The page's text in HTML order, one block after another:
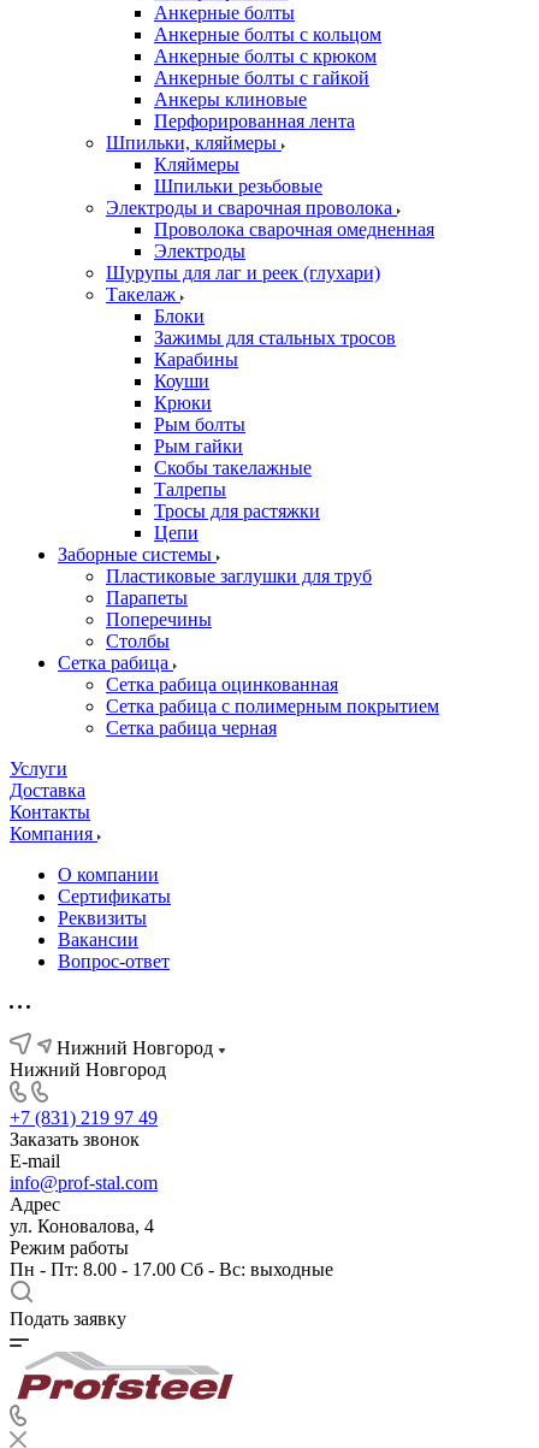
Анкерные болты
Анкерные болты с кольцом
Анкерные болты с крюком
Анкерные болты с гайкой
Анкеры клиновые
Перфорированная лента
Шпильки, кляймеры
Кляймеры
Шпильки резьбовые
Электроды и сварочная проволока
Проволока сварочная омедненная
Электроды
Шурупы для лаг и реек (глухари)
Такелаж
Блоки
Зажимы для стальных тросов
Карабины
Коуши
Крюки
Рым болты
Рым гайки
Скобы такелажные
Талрепы
Тросы для растяжки
Цепи
Заборные системы
Пластиковые заглушки для труб
Парапеты
Поперечины
Столбы
Сетка рабица
Сетка рабица оцинкованная
Сетка рабица с полимерным покрытием
Сетка рабица черная
Услуги
Доставка
Контакты
Компания
О компании
Сертификаты
Реквизиты
Вакансии
Вопрос-ответ
Нижний Новгород
Нижний Новгород
+7 (831) 219 97 49
Заказать звонок
E-mail
info@prof-stal.com
Адрес
ул. Коновалова, 4
Режим работы
Пн - Пт: 8.00 - 17.00 Сб - Вс: выходные
Подать заявку